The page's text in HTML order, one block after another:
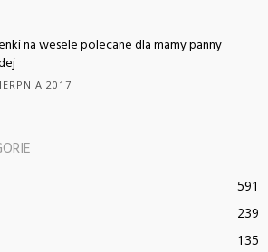
na wesele polecane dla mamy panny
2017
591
239
135